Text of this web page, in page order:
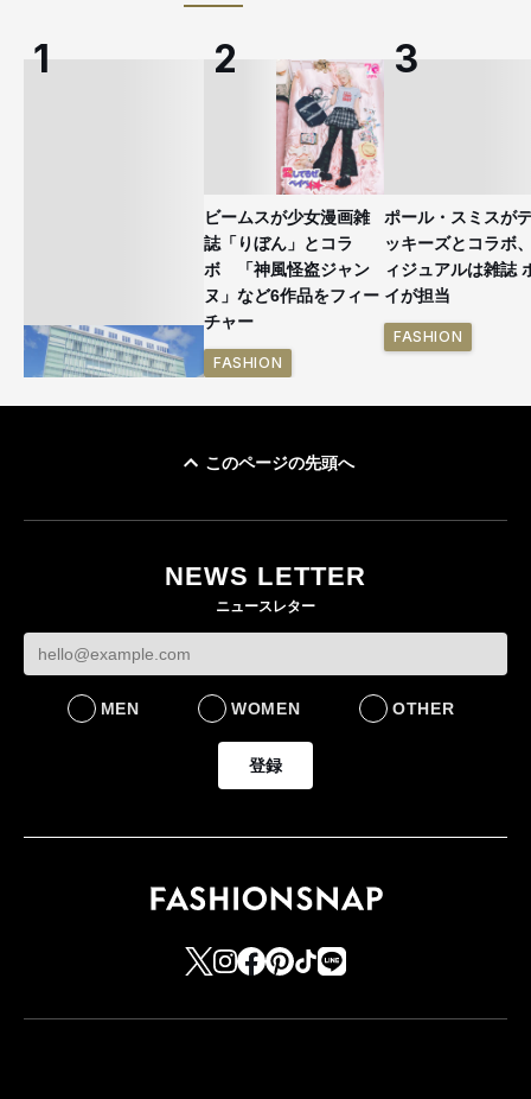
ビームスが少女漫画雑
誌「りぼん」とコラ
ボ 「神風怪盗ジャン
ヌ」など6作品をフィー
チャー
FASHION
ポール・スミスが
ッキーズとコラボ
ィジュアルは雑誌
イが担当
FASHION
このページの先頭へ
NEWS LETTER
ニュースレター
MEN WOMEN OTHER
登録